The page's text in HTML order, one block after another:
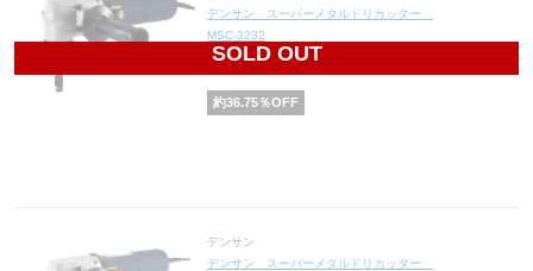
SOLD OUT
デンサン スーパーメタルドリカッター
MSC-3232
31,500
約36.75％OFF
デンサン
デンサン スーパーメタルドリカッター